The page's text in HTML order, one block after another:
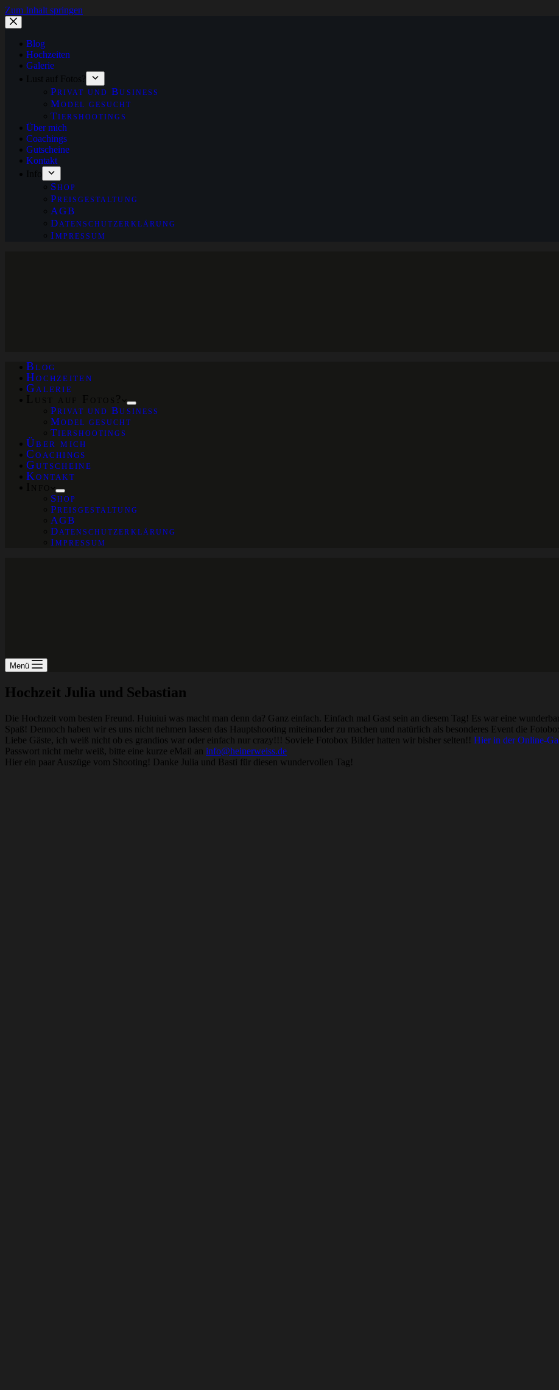
Zum Inhalt springen
Blog
Hochzeiten
Galerie
Lust auf Fotos?
Privat und Business
Model gesucht
Tiershootings
Über mich
Coachings
Gutscheine
Kontakt
Info
Shop
Preisgestaltung
AGB
Datenschutzerklärung
Impressum
Blog
Hochzeiten
Galerie
Privat und Business
Model gesucht
Tiershootings
Über mich
Coachings
Gutscheine
Kontakt
Shop
Preisgestaltung
AGB
Datenschutzerklärung
Impressum
Menü
Hochzeit Julia und Sebastian
Die Hochzeit vom besten Freund. Huiuiui was macht man denn da? Ganz einfach. Einfach mal Gast sein an diesem Tag! Es war eine
Spaß! Dennoch haben wir es uns nicht nehmen lassen das Hauptshooting miteinander zu machen und natürlich als besonderes Event die
Liebe Gäste, ich weiß nicht ob es grandios war oder einfach nur crazy!!! Soviele Fotobox Bilder hatten wir bisher selten!! Hier in der Online-
Passwort nicht mehr weiß, bitte eine kurze eMail an info@heinerweiss.de
Hier ein paar Auszüge vom Shooting! Danke Julia und Basti für diesen wundervollen Tag!